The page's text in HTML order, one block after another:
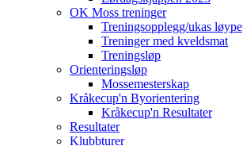
OK Moss treninger
Treningsopplegg/ukas løype
Treninger med kveldsmat
Treningsløp
Orienteringsløp
Mossemesterskap
Kråkecup'n Byorientering
Kråkecup'n Resultater
Resultater
Klubbturer